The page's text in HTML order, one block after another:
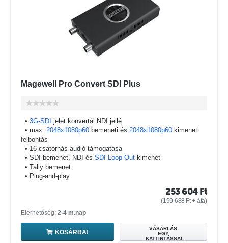
Magewell Pro Convert SDI Plus
• 3G-SDI jelet konvertál NDI jellé
• max. 2048x1080p60 bemeneti és 2048x1080p60 kimeneti
felbontás
• 16 csatornás audió támogatása
• SDI bemenet, NDI és SDI Loop Out kimenet
• Tally bemenet
• Plug-and-play
253 604 Ft
(199 688 Ft+ áfa)
Elérhetőség: 2-4 m.nap
KOSÁRBA!
VÁSÁRLÁS
EGY
KATTINTÁSSAL